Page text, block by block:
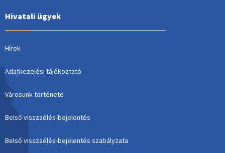
Hivatali ügyek
Hírek
Adatkezelési tájékoztató
Városunk története
Belső visszaélés-bejelentés
Belső visszaélés-bejelentés szabályzata